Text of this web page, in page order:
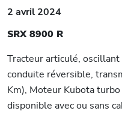
2 avril 2024
SRX 8900 R
Tracteur articulé,
conduite réversible,
Km), Moteur Kubota
disponible avec ou sans